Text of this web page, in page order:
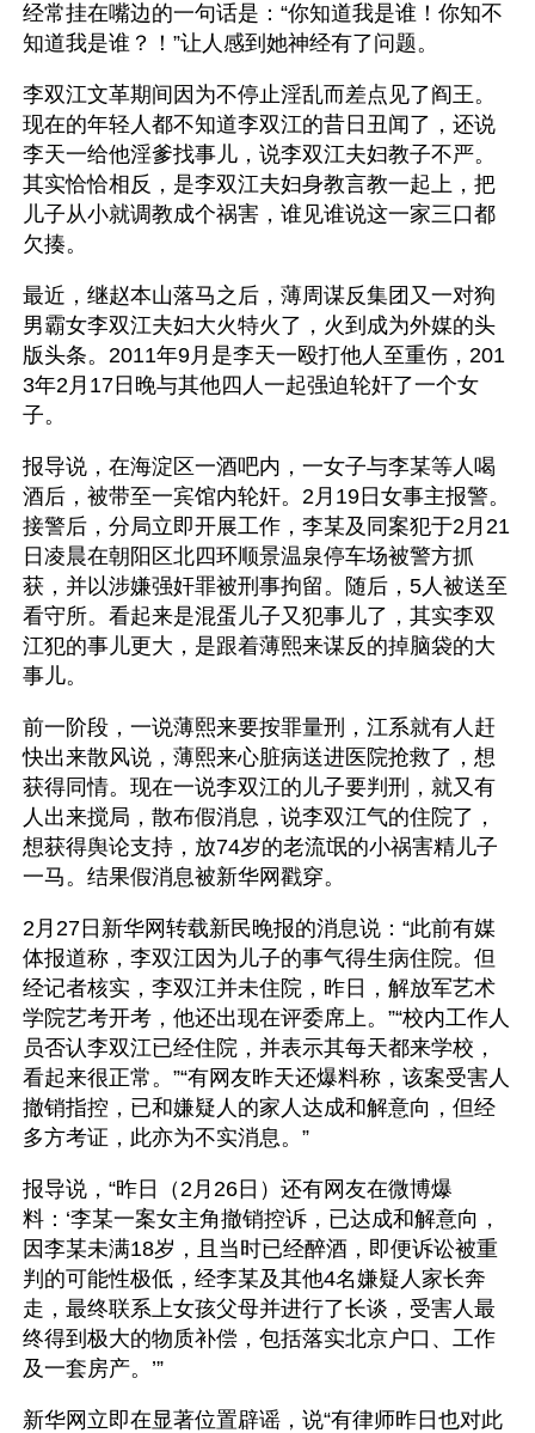
经常挂在嘴边的一句话是：“你知道我是谁！你知不
知道我是谁？！”让人感到她神经有了问题。
李双江文革期间因为不停止淫乱而差点见了阎王。
现在的年轻人都不知道李双江的昔日丑闻了，还说
李天一给他淫爹找事儿，说李双江夫妇教子不严。
其实恰恰相反，是李双江夫妇身教言教一起上，把
儿子从小就调教成个祸害，谁见谁说这一家三口都
欠揍。
最近，继赵本山落马之后，薄周谋反集团又一对狗
男霸女李双江夫妇大火特火了，火到成为外媒的头
版头条。2011年9月是李天一殴打他人至重伤，201
3年2月17日晚与其他四人一起强迫轮奸了一个女
子。
报导说，在海淀区一酒吧内，一女子与李某等人喝
酒后，被带至一宾馆内轮奸。2月19日女事主报警。
接警后，分局立即开展工作，李某及同案犯于2月21
日凌晨在朝阳区北四环顺景温泉停车场被警方抓
获，并以涉嫌强奸罪被刑事拘留。随后，5人被送至
看守所。看起来是混蛋儿子又犯事儿了，其实李双
江犯的事儿更大，是跟着薄熙来谋反的掉脑袋的大
事儿。
前一阶段，一说薄熙来要按罪量刑，江系就有人赶
快出来散风说，薄熙来心脏病送进医院抢救了，想
获得同情。现在一说李双江的儿子要判刑，就又有
人出来搅局，散布假消息，说李双江气的住院了，
想获得舆论支持，放74岁的老流氓的小祸害精儿子
一马。结果假消息被新华网戳穿。
2月27日新华网转载新民晚报的消息说：“此前有媒
体报道称，李双江因为儿子的事气得生病住院。但
经记者核实，李双江并未住院，昨日，解放军艺术
学院艺考开考，他还出现在评委席上。”“校内工作人
员否认李双江已经住院，并表示其每天都来学校，
看起来很正常。”“有网友昨天还爆料称，该案受害人
撤销指控，已和嫌疑人的家人达成和解意向，但经
多方考证，此亦为不实消息。”
报导说，“昨日（2月26日）还有网友在微博爆
料：‘李某一案女主角撤销控诉，已达成和解意向，
因李某未满18岁，且当时已经醉酒，即便诉讼被重
判的可能性极低，经李某及其他4名嫌疑人家长奔
走，最终联系上女孩父母并进行了长谈，受害人最
终得到极大的物质补偿，包括落实北京户口、工作
及一套房产。’”
新华网立即在显著位置辟谣，说“有律师昨日也对此